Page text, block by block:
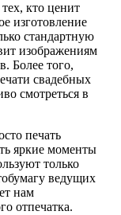
кто ценит
изготовление
стандартную
изображениям
Более того,
свадебных
смотреться в
печать
яркие моменты
только
ведущих
нам
отпечатка.